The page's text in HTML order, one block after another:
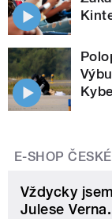
E-SHOP
Vždycky
Julese